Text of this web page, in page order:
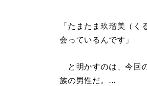
「たまたま玖瑠美（
会っているんです」
と明かすのは、今回
族の男性だ。...